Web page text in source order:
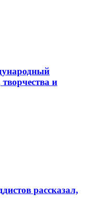
и
рассказал,